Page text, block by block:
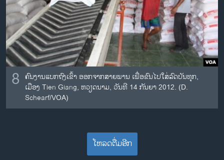
8 ຄົນງານແບກຖົງເຂົ້າ ອອກຈາກສາຍພານ ເພື່ອຂົນໄປໃສ່ລົດບັນທຸກ,
ເມືອງ Tien Giang, ຫວຽດນາມ, ວັນທີ 14 ກັນຍາ 2012. (D.
Schearf/VOA)
ໂຫລດຕື່ມອີກ